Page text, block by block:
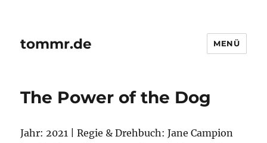
tommr.de MENÜ
The Power of the Dog
Jahr: 2021 | Regie & Drehbuch: Jane Campion